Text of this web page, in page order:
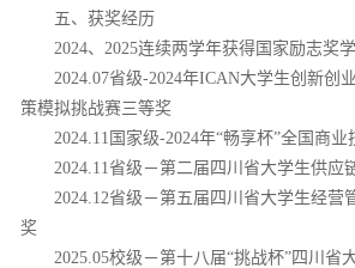
五、获奖经历
2024、2025连续两学年获得国家励志奖
2024.07省级-2024年ICAN大学生创新创
策模拟挑战赛三等奖
2024.11国家级-2024年“畅享杯”全国商
2024.11省级－第二届四川省大学生供应
2024.12省级－第五届四川省大学生经营
奖
2025.05校级－第十八届“挑战杯”四川省